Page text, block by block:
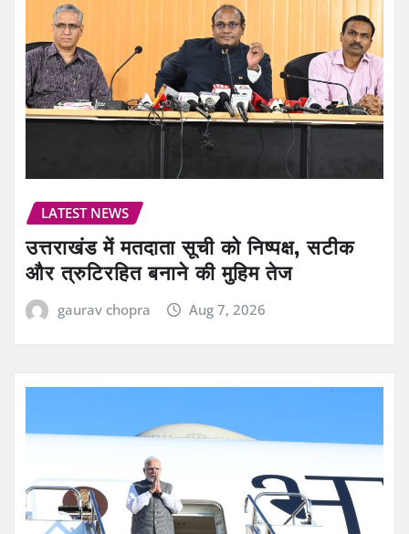
LATEST NEWS
उत्तराखंड में मतदाता सूची को निष्पक्ष, सटीक
और त्रुटिरहित बनाने की मुहिम तेज
gaurav chopra Aug 7, 2026